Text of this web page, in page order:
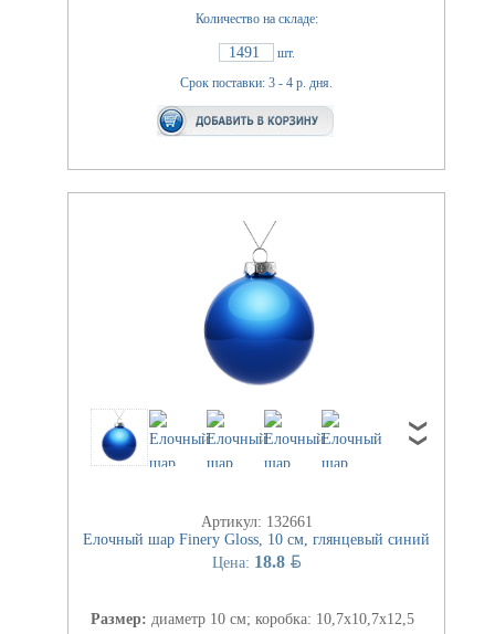
Количество на складе:
1491
шт.
Срок поставки: 3 - 4 р. дня.
Артикул: 132661
Елочный шар Finery Gloss, 10 см, глянцевый синий
Цена: 18.8 BYN
Размер: диаметр 10 см; коробка: 10,7х10,7х12,5